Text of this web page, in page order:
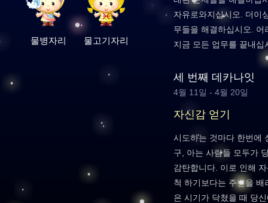
물병자리 물고기자리
자유로와지십시오. 더이
무들을 해결하십시오.
지금 모든 업무를 끝내십
세 번째 데카나잇
4월 11일 - 4월 20일
자신감 얻기
시도하는 것마다 한번에
구, 아는 사람들 모두가
감탄합니다. 이로 인해
척 하기보다는 주변을
은 시기가 닥쳤을 때 당